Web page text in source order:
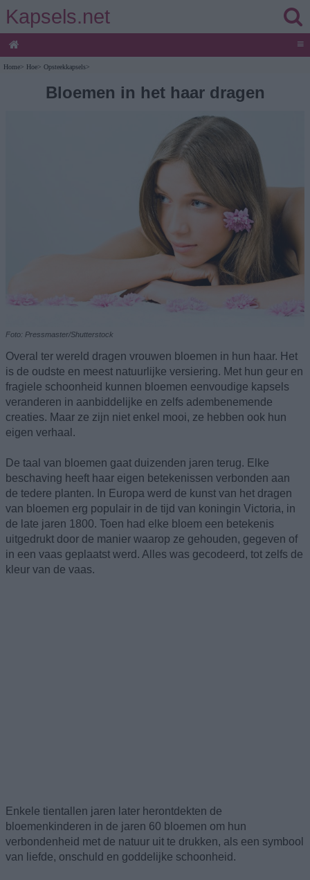
Kapsels.net
≡
Home> Hoe> Opsteekkapsels>
Bloemen in het haar dragen
Foto: Pressmaster/Shutterstock
Overal ter wereld dragen vrouwen bloemen in hun haar. Het
is de oudste en meest natuurlijke versiering. Met hun geur en
fragiele schoonheid kunnen bloemen eenvoudige kapsels
veranderen in aanbiddelijke en zelfs adembenemende
creaties. Maar ze zijn niet enkel mooi, ze hebben ook hun
eigen verhaal.
De taal van bloemen gaat duizenden jaren terug. Elke
beschaving heeft haar eigen betekenissen verbonden aan
de tedere planten. In Europa werd de kunst van het dragen
van bloemen erg populair in de tijd van koningin Victoria, in
de late jaren 1800. Toen had elke bloem een betekenis
uitgedrukt door de manier waarop ze gehouden, gegeven of
in een vaas geplaatst werd. Alles was gecodeerd, tot zelfs de
kleur van de vaas.
Enkele tientallen jaren later herontdekten de
bloemenkinderen in de jaren 60 bloemen om hun
verbondenheid met de natuur uit te drukken, als een symbool
van liefde, onschuld en goddelijke schoonheid.